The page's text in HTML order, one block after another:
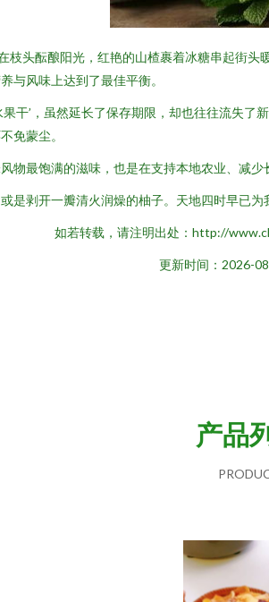
头酝酿阳光，红艳的山楂裹着冰糖串起街
与风味上达到了最佳平衡。
干’，虽然延长了保存期限，却也往往流失
免蒙尘。
物最饱满的滋味，也是在支持本地农业、减
是剥开一瓣清火润燥的柚子。天地四时早已
如若转载，请注明出处：http://
更新时间：2026-
产品